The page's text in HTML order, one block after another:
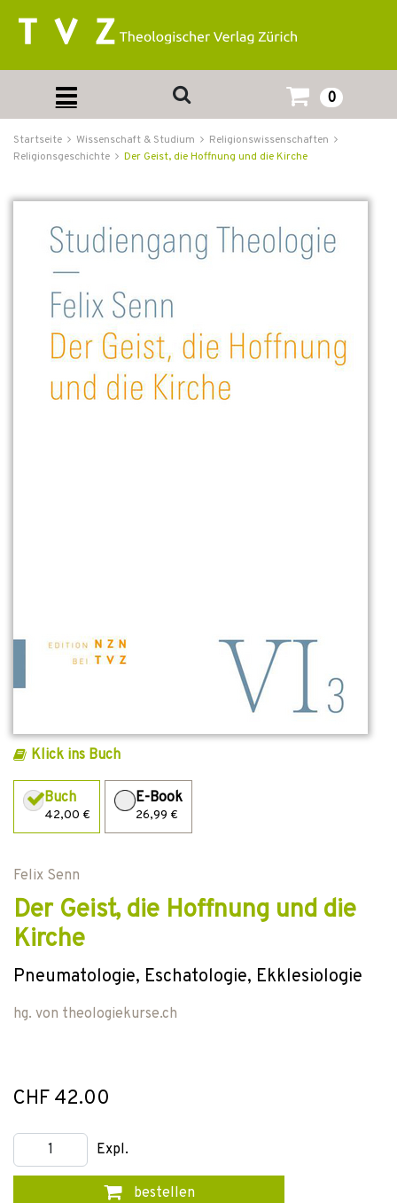
0
Startseite Wissenschaft & Studium
Religionswissenschaften
Religionsgeschichte
Der Geist, die Hoffnung und die Kirche
Klick ins Buch
Buch
42,00 €
E-Book
26,99 €
Felix Senn
Der Geist, die Hoffnung und die
Kirche
Pneumatologie, Eschatologie, Ekklesiologie
hg. von theologiekurse.ch
CHF 42.00
Expl.
bestellen